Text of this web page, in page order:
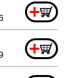
+
+